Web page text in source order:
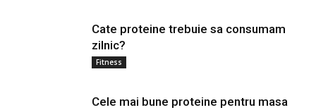
Cate proteine trebuie sa consumam
zilnic?
Fitness
Cele mai bune proteine pentru masa